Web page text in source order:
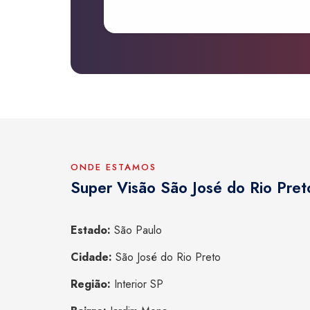
ONDE ESTAMOS
Super Visão São José do Rio
Estado: São Paulo
Cidade: São José do Rio Preto
Região: Interior SP